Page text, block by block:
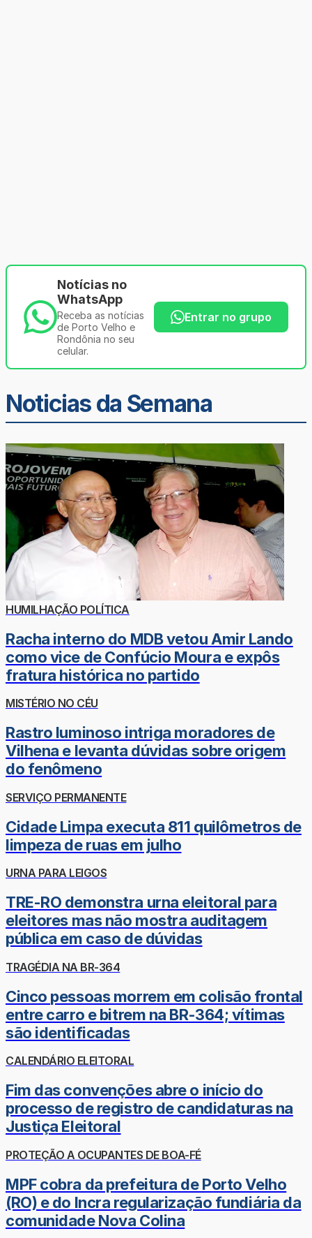
Notícias no
WhatsApp
Receba as notícias
de Porto Velho e
Rondônia no seu
celular.
Entrar no grupo
Noticias da Semana
HUMILHAÇÃO POLÍTICA
Racha interno do MDB vetou Amir Lando
como vice de Confúcio Moura e expôs
fratura histórica no partido
MISTÉRIO NO CÉU
Rastro luminoso intriga moradores de
Vilhena e levanta dúvidas sobre origem
do fenômeno
SERVIÇO PERMANENTE
Cidade Limpa executa 811 quilômetros de
limpeza de ruas em julho
URNA PARA LEIGOS
TRE-RO demonstra urna eleitoral para
eleitores mas não mostra auditagem
pública em caso de dúvidas
TRAGÉDIA NA BR-364
Cinco pessoas morrem em colisão frontal
entre carro e bitrem na BR-364; vítimas
são identificadas
CALENDÁRIO ELEITORAL
Fim das convenções abre o início do
processo de registro de candidaturas na
Justiça Eleitoral
PROTEÇÃO A OCUPANTES DE BOA-FÉ
MPF cobra da prefeitura de Porto Velho
(RO) e do Incra regularização fundiária da
comunidade Nova Colina